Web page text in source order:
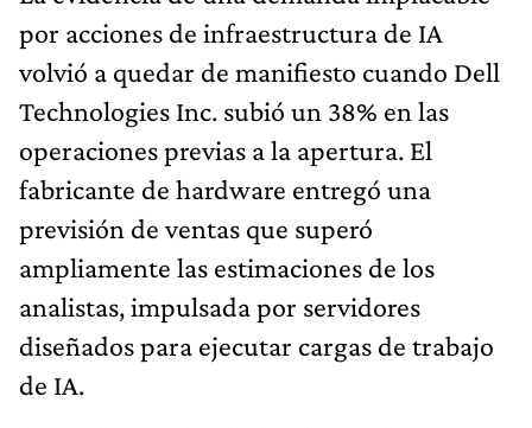
por acciones de infraestructura de IA
volvió a quedar de manifiesto cuando Dell
Technologies Inc. subió un 38% en las
operaciones previas a la apertura. El
fabricante de hardware entregó una
previsión de ventas que superó
ampliamente las estimaciones de los
analistas, impulsada por servidores
diseñados para ejecutar cargas de trabajo
de IA.